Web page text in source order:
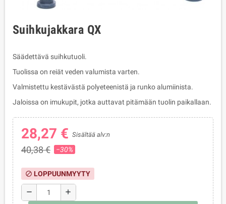
Suihkujakkara QX
Säädettävä suihkutuoli.
Tuolissa on reiät veden valumista varten.
Valmistettu kestävästä polyeteenistä ja runko alumiinista.
Jaloissa on imukupit, jotka auttavat pitämään tuolin paikallaan.
28,27 € Sisältää alv:n
40,38 € −30%
block LOPPUUNMYYTY
remove add